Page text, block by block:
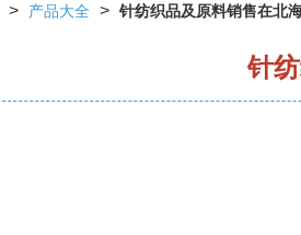
> 产品大全 > 针纺织品及原料销售在北
针